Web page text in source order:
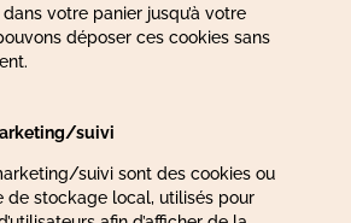
votre panier jusqu’à votre
déposer ces cookies sans
suivi
suivi sont des cookies ou
de stockage local, utilisés pour